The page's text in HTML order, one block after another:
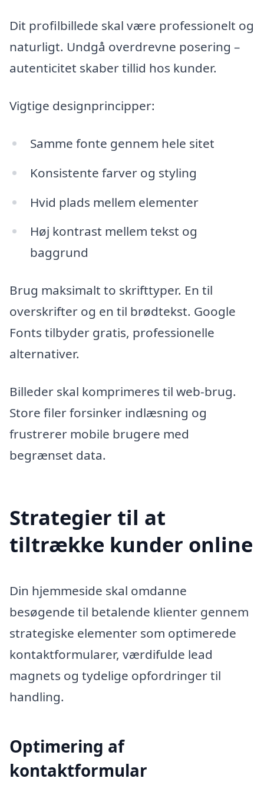
Dit profilbillede skal være professionelt og
naturligt. Undgå overdrevne posering –
autenticitet skaber tillid hos kunder.
Vigtige designprincipper:
Samme fonte gennem hele sitet
Konsistente farver og styling
Hvid plads mellem elementer
Høj kontrast mellem tekst og
baggrund
Brug maksimalt to skrifttyper. En til
overskrifter og en til brødtekst. Google
Fonts tilbyder gratis, professionelle
alternativer.
Billeder skal komprimeres til web-brug.
Store filer forsinker indlæsning og
frustrerer mobile brugere med
begrænset data.
Strategier til at
tiltrække kunder online
Din hjemmeside skal omdanne
besøgende til betalende klienter gennem
strategiske elementer som optimerede
kontaktformularer, værdifulde lead
magnets og tydelige opfordringer til
handling.
Optimering af
kontaktformular